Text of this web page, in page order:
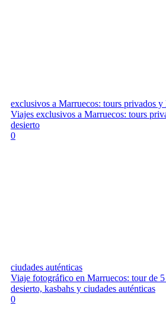
exclusivos a Marruecos: tours privados y
Viajes exclusivos a Marruecos: tours
desierto
0
ciudades auténticas
Viaje fotográfico en Marruecos: tour de
desierto, kasbahs y ciudades auténticas
0